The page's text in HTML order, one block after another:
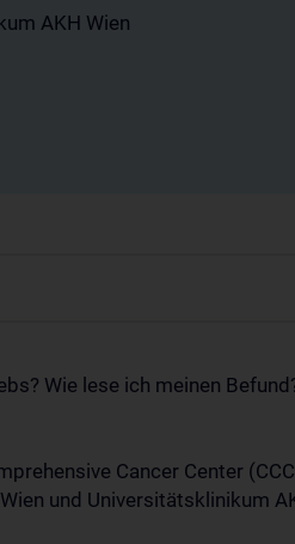
AKH Wien
Wie lese ich meinen
Cancer Center
und Universitätsklinikum